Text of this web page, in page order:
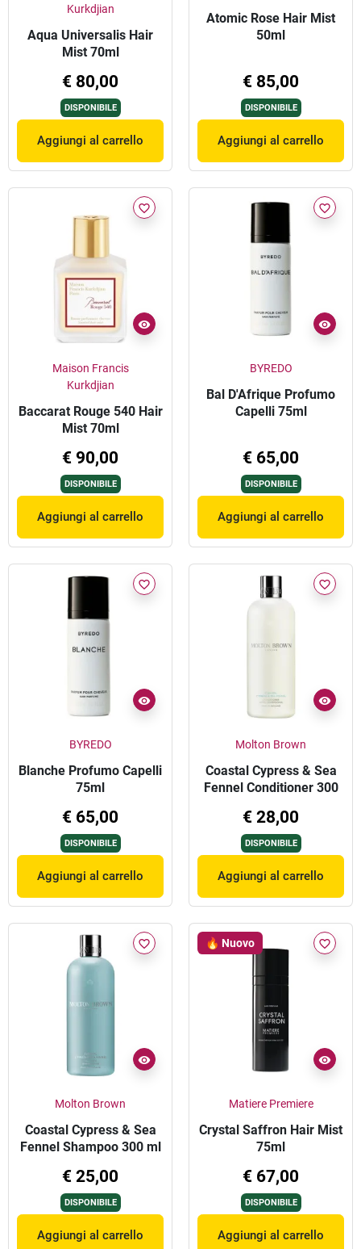
Kurkdjian
Aqua Universalis Hair
Mist 70ml
€ 80,00
DISPONIBILE
Aggiungi al carrello
Atomic Rose Hair Mist
50ml
€ 85,00
DISPONIBILE
Aggiungi al carrello
favorite_border
Maison Francis
Kurkdjian
Baccarat Rouge 540 Hair
Mist 70ml
€ 90,00
DISPONIBILE
Aggiungi al carrello
favorite_border
BYREDO
Bal D'Afrique Profumo
Capelli 75ml
€ 65,00
DISPONIBILE
Aggiungi al carrello
favorite_border
BYREDO
Blanche Profumo Capelli
75ml
€ 65,00
DISPONIBILE
Aggiungi al carrello
favorite_border
Molton Brown
Coastal Cypress & Sea
Fennel Conditioner 300
€ 28,00
DISPONIBILE
Aggiungi al carrello
favorite_border
Molton Brown
Coastal Cypress & Sea
Fennel Shampoo 300 ml
€ 25,00
DISPONIBILE
Aggiungi al carrello
🔥 Nuovo favorite_border
Matiere Premiere
Crystal Saffron Hair Mist
75ml
€ 67,00
DISPONIBILE
Aggiungi al carrello